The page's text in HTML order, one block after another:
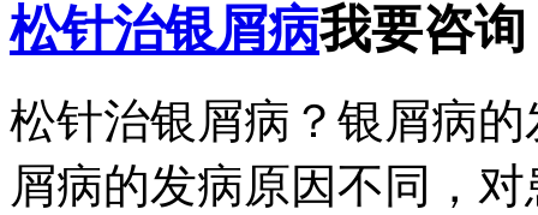
松针治银屑病我要咨询
松针治银屑病？银屑病
屑病的发病原因不同，